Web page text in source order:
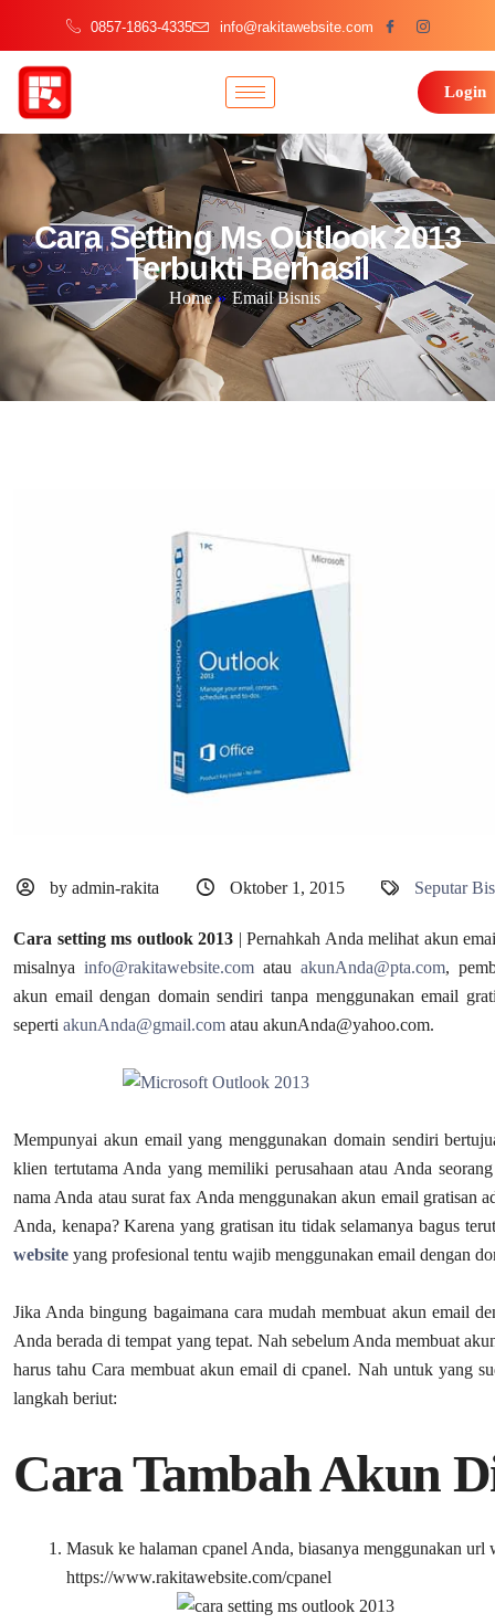
0857-1863-4335 info@rakitawebsite.com
Login
Cara Setting Ms Outlook 2013
Terbukti Berhasil
Home » Email Bisnis
by admin-rakita Oktober 1, 2015 Seputar
Cara setting ms outlook 2013 | Pernahkah Anda melihat akun
misalnya info@rakitawebsite.comatau akunAnda@pta.com,
akun email dengan domain sendiri tanpa menggunakan email
seperti akunAnda@gmail.com atau akunAnda@yahoo.com.
Mempunyai akun email yang menggunakan domain sendiri
klien tertutama Anda yang memiliki perusahaan atau Anda
nama Anda atau surat fax Anda menggunakan akun email gratisan
Anda, kenapa? Karena yang gratisan itu tidak selamanya bagus
website yang profesional tentu wajib menggunakan email dengan
Jika Anda bingung bagaimana cara mudah membuat akun email
Anda berada di tempat yang tepat. Nah sebelum Anda membuat
harus tahu Cara membuat akun email di cpanel. Nah untuk yang
langkah beriut:
Cara Tambah Akun
Masuk ke halaman cpanel Anda, biasanya menggunakan url
https://www.rakitawebsite.com/cpanel